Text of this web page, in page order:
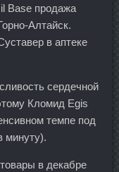
Base продажа
Алтайск.
в аптеке
сердечной
Кломид Egis
темпе под
минуту).
в декабре